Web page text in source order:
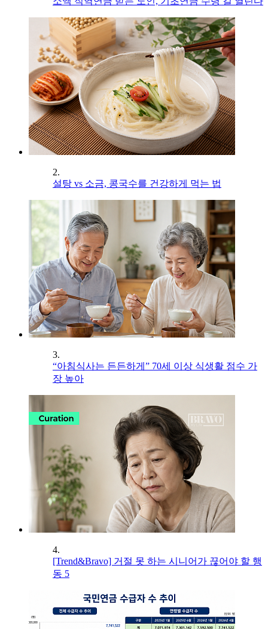
2.
설탕 vs 소금, 콩국수를 건강하게 먹는 법
3.
“아침식사는 든든하게” 70세 이상 식생활 점수 가
장 높아
4.
[Trend&Bravo] 거절 못 하는 시니어가 끊어야 할 행
동 5